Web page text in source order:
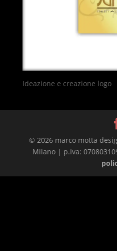
Ideazione e creazione logo
© 2026 marco motta
Milano | p.Iva: